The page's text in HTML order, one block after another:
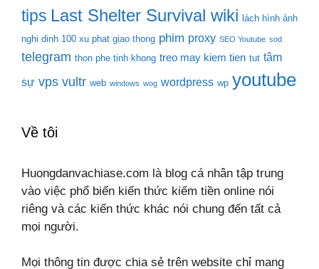
tips Last Shelter Survival wiki lách hình ảnh
nghi dinh 100 xu phat giao thong phim proxy SEO Youtube sod
telegram thon phe tinh khong treo may kiem tien tut tâm
sự vps vultr web windows wog wordpress wp youtube
Về tôi
Huongdanvachiase.com là blog cá nhân tập trung
vào việc phổ biến kiến thức kiếm tiền online nói
riêng và các kiến thức khác nói chung đến tất cả
mọi người.
Mọi thông tin được chia sẻ trên website chỉ mang